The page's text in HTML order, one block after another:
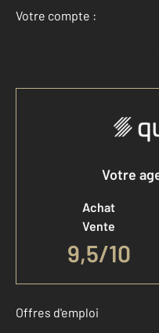
Votre compte :
Votre
Achat
Vente
9,5/10
Offres d'emploi